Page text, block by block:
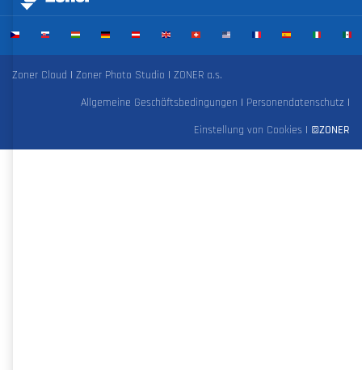
Zoner Cloud | Zoner Photo Studio | ZONER a.s.
Allgemeine Geschäftsbedingungen | Personendatenschutz |
Einstellung von Cookies | ©ZONER